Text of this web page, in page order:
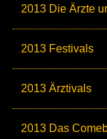
2013 Die Ärzte
2013 Festivals
2013 Ärztivals
2013 Das